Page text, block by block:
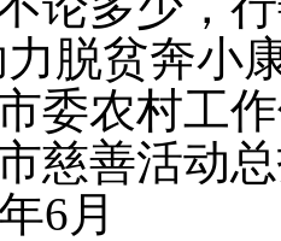
脱贫奔小
委农村工
慈善活动
6月